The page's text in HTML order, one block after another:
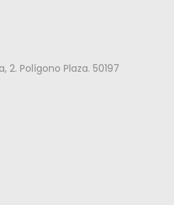
2. Polígono Plaza. 50197